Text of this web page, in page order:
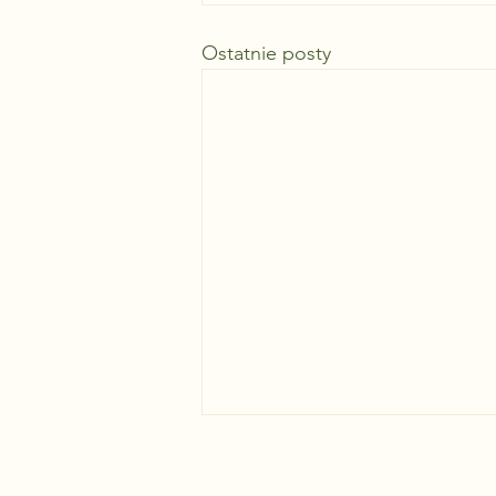
Ostatnie posty